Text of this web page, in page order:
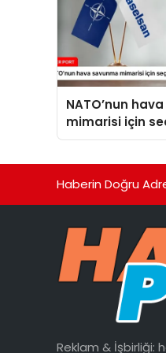
NATO’nun
mimarisi için
ASELSAN
Haberin Doğru
Reklam & İşbirliği: